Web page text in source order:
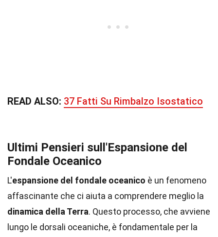
READ ALSO: 37 Fatti Su Rimbalzo Isostatico
Ultimi Pensieri sull'Espansione del
Fondale Oceanico
L'espansione del fondale oceanico è un fenomeno
affascinante che ci aiuta a comprendere meglio la
dinamica della Terra. Questo processo, che avviene
lungo le dorsali oceaniche, è fondamentale per la